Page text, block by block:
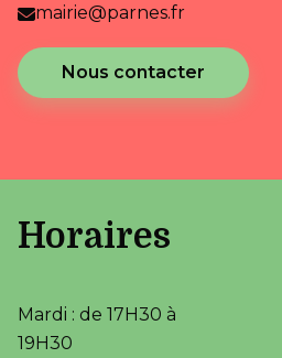
mairie@parnes.fr
Nous contacter
Horaires
Mardi : de 17H30 à
19H30